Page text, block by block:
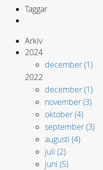
Taggar
Arkiv
2024
december (1)
2022
december (1)
november (3)
oktober (4)
september (3)
augusti (4)
juli (2)
juni (5)